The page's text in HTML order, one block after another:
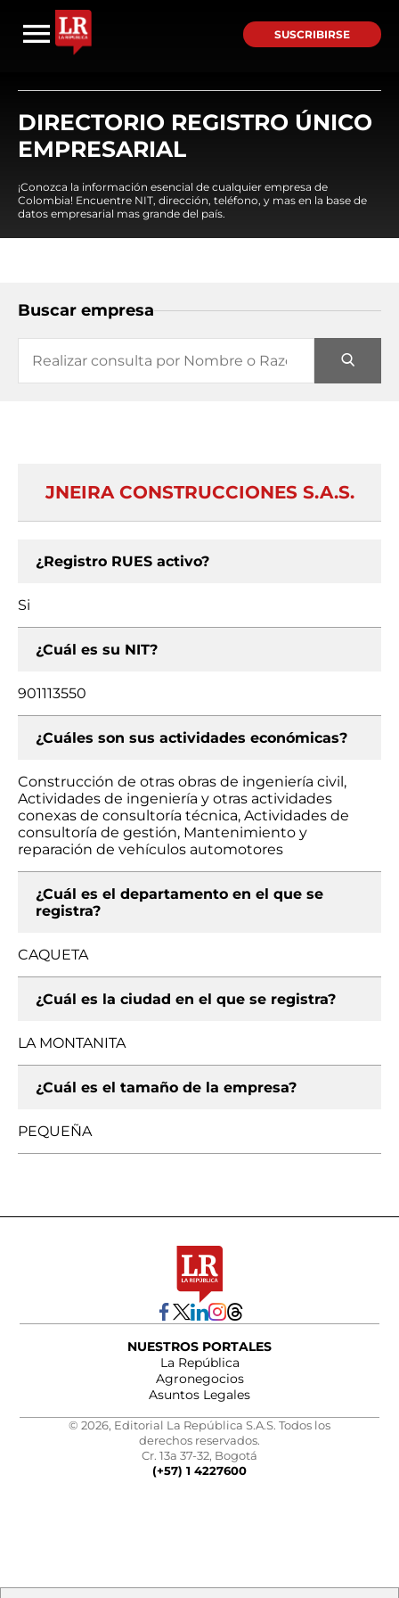
SUSCRIBIRSE
DIRECTORIO REGISTRO ÚNICO
EMPRESARIAL
¡Conozca la información esencial de cualquier empresa de
Colombia! Encuentre NIT, dirección, teléfono, y mas en la base de
datos empresarial mas grande del país.
Buscar empresa
JNEIRA CONSTRUCCIONES S.A.S.
¿Registro RUES activo?
Si
¿Cuál es su NIT?
901113550
¿Cuáles son sus actividades económicas?
Construcción de otras obras de ingeniería civil,
Actividades de ingeniería y otras actividades
conexas de consultoría técnica, Actividades de
consultoría de gestión, Mantenimiento y
reparación de vehículos automotores
¿Cuál es el departamento en el que se
registra?
CAQUETA
¿Cuál es la ciudad en el que se registra?
LA MONTANITA
¿Cuál es el tamaño de la empresa?
PEQUEÑA
NUESTROS PORTALES
La República
Agronegocios
Asuntos Legales
© 2026, Editorial La República S.A.S. Todos los
derechos reservados.
Cr. 13a 37-32, Bogotá
(+57) 1 4227600